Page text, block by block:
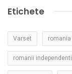
Etichete
Varset romania
romanii independenti